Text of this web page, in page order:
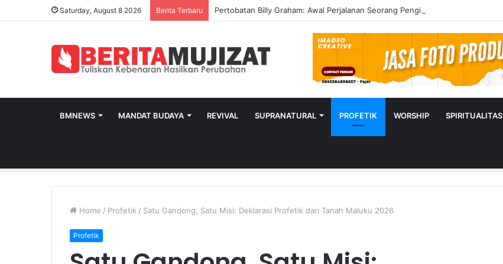
Saturday, August 8 2026 Berita Terbaru Pertobatan Billy Graham: Awal Perjalanan Seorang Penginjil Dunia
BMNEWS MANDAT BUDAYA REVIVAL SUPRANATURAL PROFETIK WORSHIP SPIRITUALITAS
Home / Profetik / Satu Gandong, Satu Misi: Deklarasi Profetik dari Tanah Maluku 2026
Profetik